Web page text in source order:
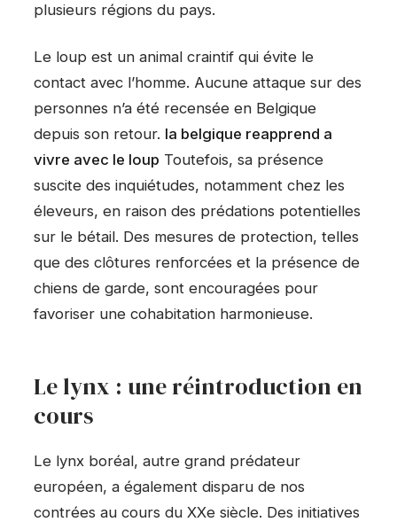
plusieurs régions du pays.
Le loup est un animal craintif qui évite le
contact avec l’homme. Aucune attaque sur des
personnes n’a été recensée en Belgique
depuis son retour. la belgique reapprend a
vivre avec le loup Toutefois, sa présence
suscite des inquiétudes, notamment chez les
éleveurs, en raison des prédations potentielles
sur le bétail. Des mesures de protection, telles
que des clôtures renforcées et la présence de
chiens de garde, sont encouragées pour
favoriser une cohabitation harmonieuse.
Le lynx : une réintroduction en
cours
Le lynx boréal, autre grand prédateur
européen, a également disparu de nos
contrées au cours du XXe siècle. Des initiatives